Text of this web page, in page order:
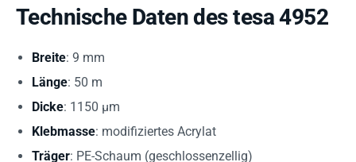
Technische Daten des tesa 4952
Breite: 9 mm
Länge: 50 m
Dicke: 1150 µm
Klebmasse: modifiziertes Acrylat
Träger: PE-Schaum (geschlossenzellig)